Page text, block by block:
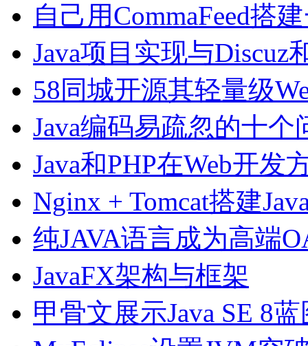
自己用CommaFeed搭
Java项目实现与Discuz
58同城开源其轻量级
Java编码易疏忽的十个
Java和PHP在Web开发
Nginx + Tomcat搭建
纯JAVA语言成为高端
JavaFX架构与框架
甲骨文展示Java SE 8蓝